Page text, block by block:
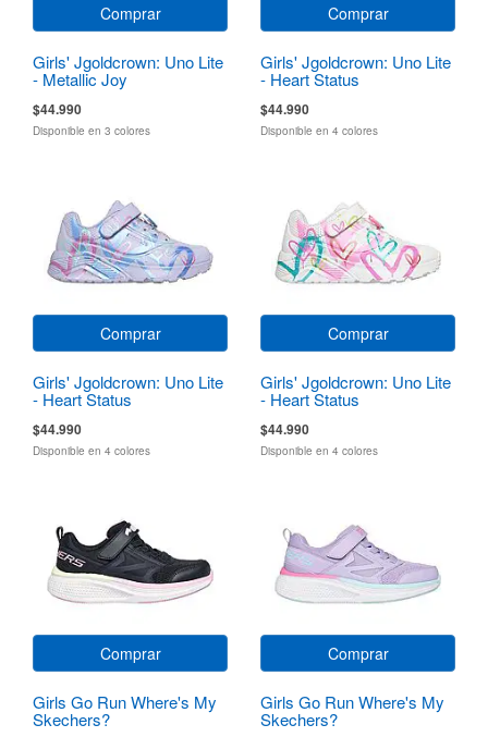
Comprar
Girls' Jgoldcrown: Uno Lite
- Metallic Joy
$44.990
Disponible en 3 colores
Comprar
Girls' Jgoldcrown: Uno Lite
- Heart Status
$44.990
Disponible en 4 colores
Comprar
Girls' Jgoldcrown: Uno Lite
- Heart Status
$44.990
Disponible en 4 colores
Comprar
Girls' Jgoldcrown: Uno Lite
- Heart Status
$44.990
Disponible en 4 colores
Comprar
Girls Go Run Where's My
Skechers?
Comprar
Girls Go Run Where's My
Skechers?